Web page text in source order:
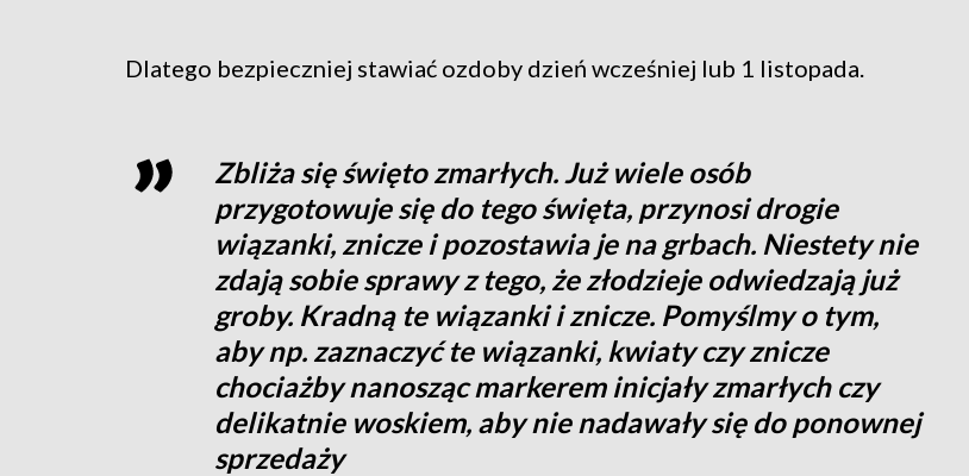
Dlatego bezpieczniej stawiać ozdoby dzień wcześniej lub 1 listopada.
Zbliża się święto zmarłych. Już wiele osób
przygotowuje się do tego święta, przynosi drogie
wiązanki, znicze i pozostawia je na grbach. Niestety nie
zdają sobie sprawy z tego, że złodzieje odwiedzają już
groby. Kradną te wiązanki i znicze. Pomyślmy o tym,
aby np. zaznaczyć te wiązanki, kwiaty czy znicze
chociażby nanosząc markerem inicjały zmarłych czy
delikatnie woskiem, aby nie nadawały się do ponownej
sprzedaży